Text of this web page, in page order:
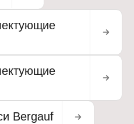
Bergauf